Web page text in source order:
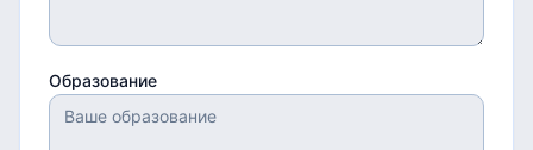
Образование